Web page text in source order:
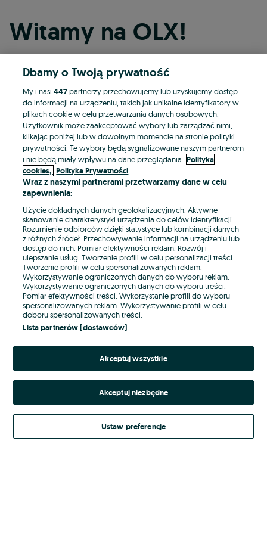
Witamy na OLX!
Kontynuuj przez Facebooka
Kontynuuj przez konto Apple
Kontynuuj przez konto Google
LUB
E-mail
Hasło
Nie pamiętasz hasła?
Zaloguj się
Kontynuując za pośrednictwem jednego z dostawców wskazanych powyżej,
Regulamin serwisuOLX.pl w jego aktualnym brzmieniu.
Dbamy o Twoją prywatność
My i nasi447partnerzy przechowujemy lub uzyskujemy dostęp
do informacji na urządzeniu, takich jak unikalne identyfikatory w
plikach cookie w celu przetwarzania danych osobowych.
Użytkownik może zaakceptować wybory lub zarządzać nimi,
klikając poniżej lub w dowolnym momencie na stronie polityki
prywatności. Te wybory będą sygnalizowane naszym partnerom
i nie będą miały wpływu na dane przeglądania. Polityka
cookies, Polityka Prywatności
Wraz z naszymi partnerami przetwarzamy dane w celu
zapewnienia:
Użycie dokładnych danych geolokalizacyjnych. Aktywne
skanowanie charakterystyki urządzenia do celów identyfikacji.
Rozumienie odbiorców dzięki statystyce lub kombinacji danych
z różnych źródeł. Przechowywanie informacji na urządzeniu lub
dostęp do nich. Pomiar efektywności reklam. Rozwój i
ulepszanie usług. Tworzenie profili w celu personalizacji treści.
Tworzenie profili w celu spersonalizowanych reklam.
Wykorzystywanie ograniczonych danych do wyboru reklam.
Wykorzystywanie ograniczonych danych do wyboru treści.
Pomiar efektywności treści. Wykorzystanie profili do wyboru
spersonalizowanych reklam. Wykorzystywanie profili w celu
doboru spersonalizowanych treści.
Lista partnerów (dostawców)
Akceptuj wszystkie
Akceptuj niezbędne
Ustaw preferencje